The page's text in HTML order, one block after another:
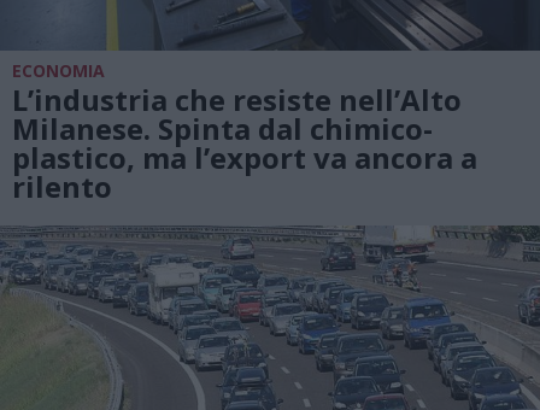
ECONOMIA
L’industria che resiste nell’Alto
Milanese. Spinta dal chimico-
plastico, ma l’export va ancora a
rilento